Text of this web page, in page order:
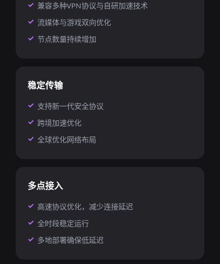
兼容多种VPN协议与自研加速技术
流媒体与游戏双向优化
节点数量持续增加
稳定传输
支持新一代安全协议
跨境加速优化
全球优化网络布局
多点接入
高速协议优化，减少连接延迟
全时段稳定运行
多地部署确保低延迟